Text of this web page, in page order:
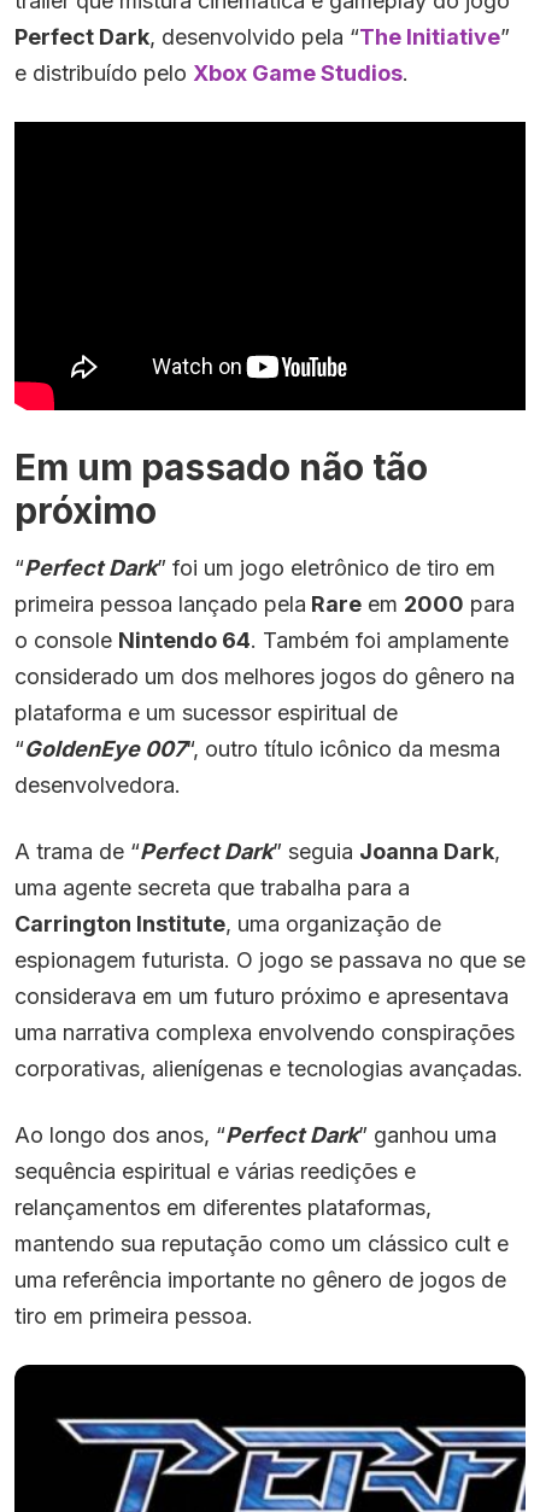
Perfect Dark, desenvolvido pela “The Initiative”
e distribuído pelo Xbox Game Studios.
Em um passado não tão
próximo
“Perfect Dark” foi um jogo eletrônico de tiro em
primeira pessoa lançado pela Rare em 2000 para
o console Nintendo 64. Também foi amplamente
considerado um dos melhores jogos do gênero na
plataforma e um sucessor espiritual de
“GoldenEye 007“, outro título icônico da mesma
desenvolvedora.
A trama de “Perfect Dark” seguia Joanna Dark,
uma agente secreta que trabalha para a
Carrington Institute, uma organização de
espionagem futurista. O jogo se passava no que se
considerava em um futuro próximo e apresentava
uma narrativa complexa envolvendo conspirações
corporativas, alienígenas e tecnologias avançadas.
Ao longo dos anos, “Perfect Dark” ganhou uma
sequência espiritual e várias reedições e
relançamentos em diferentes plataformas,
mantendo sua reputação como um clássico cult e
uma referência importante no gênero de jogos de
tiro em primeira pessoa.